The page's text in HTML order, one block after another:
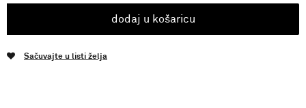
dodaj u košaricu
Sačuvajte u listi želja